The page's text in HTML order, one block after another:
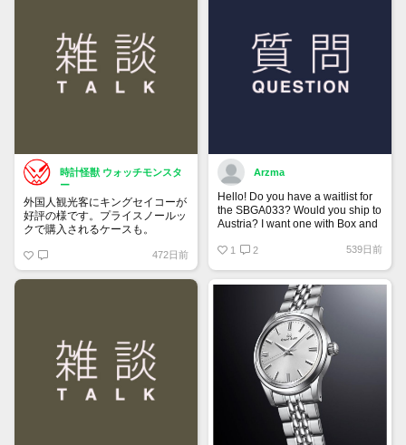
時計怪獣 ウォッチモンスタ
ー
外国人観光客にキングセイコーが
好評の様です。プライスノールッ
クで購入されるケースも。
472日前
Arzma
Hello! Do you have a waitlist for
the SBGA033? Would you ship to
Austria? I want one with Box and
1 2 539日前